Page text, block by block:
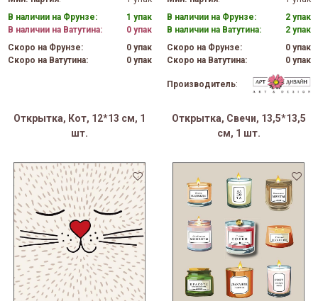
В наличии на Фрунзе:
1 упак
В наличии на Ватутина:
0 упак
Скоро на Фрунзе:
0 упак
Скоро на Ватутина:
0 упак
В наличии на Фрунзе:
2 упак
В наличии на Ватутина:
2 упак
Скоро на Фрунзе:
0 упак
Скоро на Ватутина:
0 упак
Производитель:
Открытка, Кот, 12*13 см, 1
шт.
Открытка, Свечи, 13,5*13,5
см, 1 шт.